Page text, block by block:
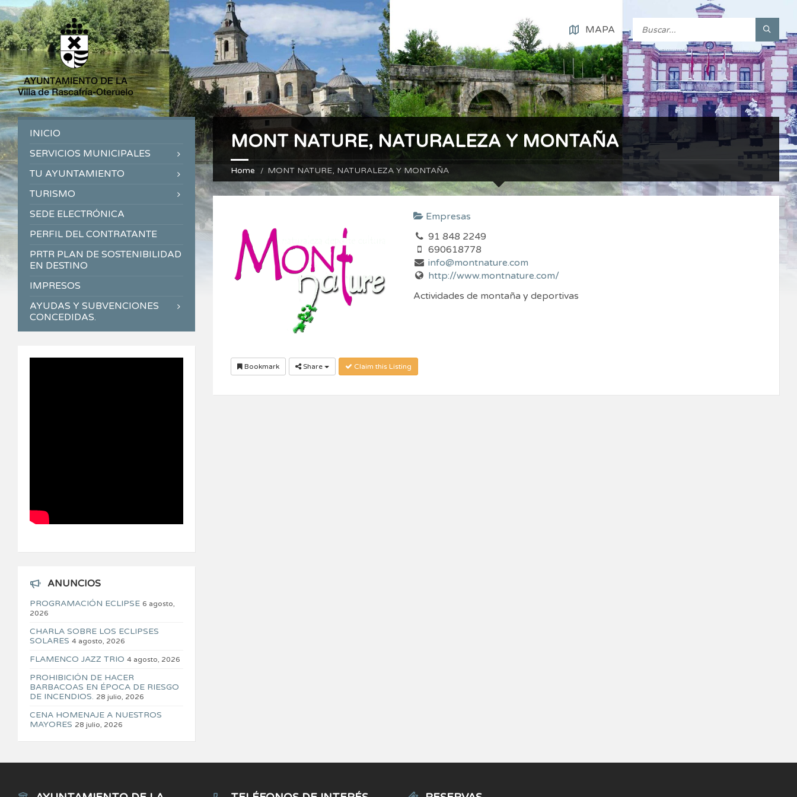
MAPA
MONT NATURE, NATURALEZA Y MONTAÑA
Home MONT NATURE, NATURALEZA Y MONTAÑA
Empresas
91 848 2249
690618778
info@montnature.com
http://www.montnature.com/
Actividades de montaña y deportivas
Bookmark Share Claim this Listing
INICIO
SERVICIOS MUNICIPALES
TU AYUNTAMIENTO
TURISMO
SEDE ELECTRÓNICA
PERFIL DEL CONTRATANTE
PRTR PLAN DE SOSTENIBILIDAD
EN DESTINO
IMPRESOS
AYUDAS Y SUBVENCIONES
CONCEDIDAS.
ANUNCIOS
PROGRAMACIÓN ECLIPSE 6 agosto,
2026
CHARLA SOBRE LOS ECLIPSES
SOLARES 4 agosto, 2026
FLAMENCO JAZZ TRIO 4 agosto, 2026
PROHIBICIÓN DE HACER
BARBACOAS EN ÉPOCA DE RIESGO
DE INCENDIOS. 28 julio, 2026
CENA HOMENAJE A NUESTROS
MAYORES 28 julio, 2026